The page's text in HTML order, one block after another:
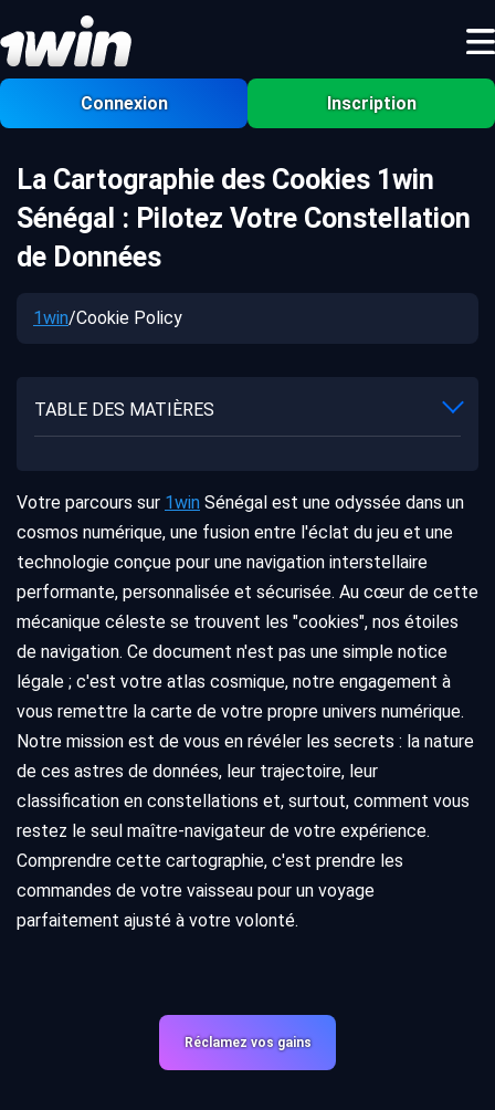
Connexion Inscription
La Cartographie des Cookies 1win
Sénégal : Pilotez Votre Constellation
de Données
1win/Cookie Policy
TABLE DES MATIÈRES
Votre parcours sur 1win Sénégal est une odyssée dans un
cosmos numérique, une fusion entre l'éclat du jeu et une
technologie conçue pour une navigation interstellaire
performante, personnalisée et sécurisée. Au cœur de cette
mécanique céleste se trouvent les "cookies", nos étoiles
de navigation. Ce document n'est pas une simple notice
légale ; c'est votre atlas cosmique, notre engagement à
vous remettre la carte de votre propre univers numérique.
Notre mission est de vous en révéler les secrets : la nature
de ces astres de données, leur trajectoire, leur
classification en constellations et, surtout, comment vous
restez le seul maître-navigateur de votre expérience.
Comprendre cette cartographie, c'est prendre les
commandes de votre vaisseau pour un voyage
parfaitement ajusté à votre volonté.
Réclamez vos gains